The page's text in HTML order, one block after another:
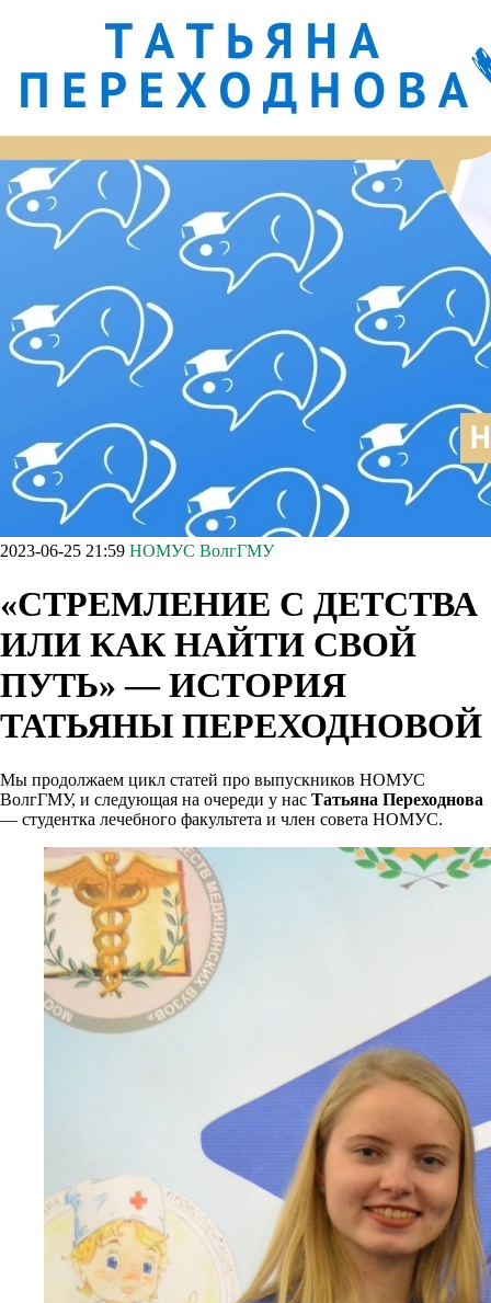
2023-06-25 21:59 НОМУС ВолгГМУ
«СТРЕМЛЕНИЕ С ДЕТСТВА
ИЛИ КАК НАЙТИ СВОЙ
ПУТЬ» — ИСТОРИЯ
ТАТЬЯНЫ ПЕРЕХОДНОВОЙ
Мы продолжаем цикл статей про выпускников НОМУС
ВолгГМУ, и следующая на очереди у нас Татьяна Переходнова
— студентка лечебного факультета и член совета НОМУС.